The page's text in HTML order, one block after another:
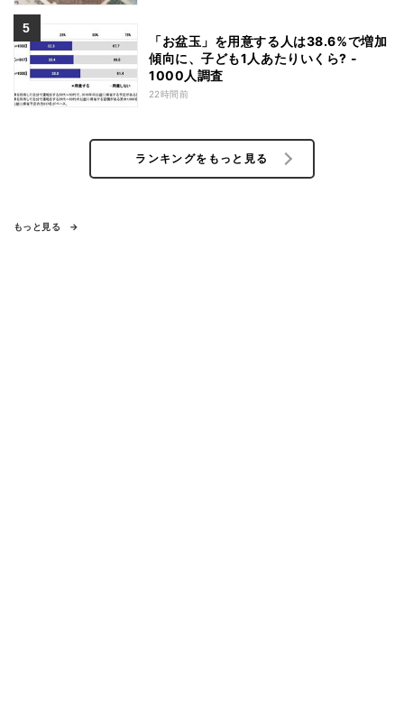
「お盆玉」を用意する人は38.6%で増加
傾向に、子ども1人あたりいくら? -
1000人調査
22時間前
ランキングをもっと見る
もっと見る